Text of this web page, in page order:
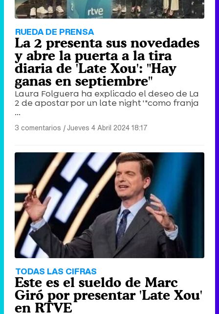
RUEDA DE PRENSA
La 2 presenta sus novedades
y abre la puerta a la tira
diaria de 'Late Xou': "Hay
ganas en septiembre"
Laura Folguera ha explicado el deseo de La
2 de apostar por un late night ' "como franja
...
3 comentarios |Jueves 4 Abril 2024 18:17
TODAS LAS CIFRAS
Este es el sueldo de Marc
Giró por presentar 'Late Xou'
en RTVE